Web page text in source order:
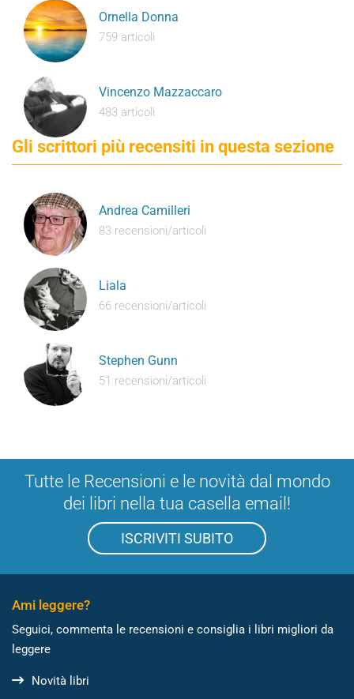
Ornella Donna
759 articoli
Vincenzo Mazzaccaro
483 articoli
Gli scrittori più recensiti in questa sezione
Andrea Camilleri
83 recensioni/articoli
Liala
66 recensioni/articoli
Stephen Gunn
51 recensioni/articoli
Tutte le Recensioni e le novità dal mondo
dei libri nella tua casella email!
ISCRIVITI SUBITO
Ami leggere?
Seguici, commenta le recensioni e consiglia i libri migliori da
leggere
Novità libri